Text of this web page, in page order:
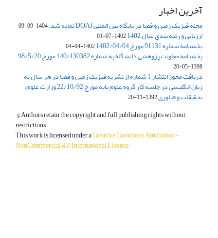
آخرین اخبار
مجله فیزیک زمین و فضا در پایگاه بین المللی DOAJ نمایه شد. 1404-09-09
ارزیابی و رتبه بندی سال 1402 1402-07-01
بخشنامه شماره 91131 مورخ 1402/04/04 1402-04-04
بخشنامه معاونت پژوهشی دانشگاه به شماره 140/130382 مورخ 98/5/20
1398-05-20
دریافت مجوز انتشار 1 شماره از نشریه فیزیک زمین و فضا در هر سال به
زبان انگلیسی در جلسه کار گروه علوم پایه مورخ 22/10/92 وزارت علوم،
تحقیقات و فناوری1392-11-20
© Authors retain the copyright and full publishing rights without
restrictions.
This work is licensed under aCreative Commons Attribution-
NonCommercial 4.0 International License.